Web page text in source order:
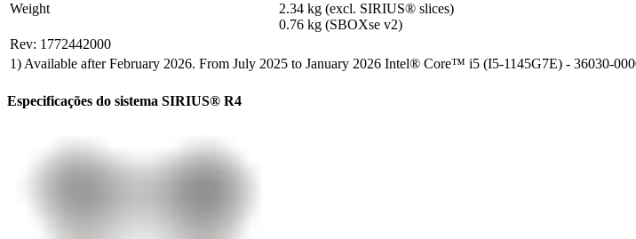
Weight
2.34 kg (excl. SIRIUS® slices)
0.76 kg (SBOXse v2)
Rev: 1772442000
1) Available after February 2026. From July 2025 to January 2026 Intel® Core™ i5 (I5-1145G7E) - 36030-
Especificações do sistema SIRIUS® R4